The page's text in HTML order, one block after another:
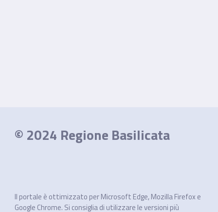
© 2024 Regione Basilicata
Il portale è ottimizzato per Microsoft Edge, Mozilla Firefox e
Google Chrome. Si consiglia di utilizzare le versioni più